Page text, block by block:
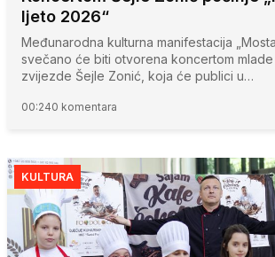
ljeto 2026“
Međunarodna kulturna manifestacija
svečano će biti otvorena koncertom
zvijezde Šejle Zonić, koja će publici u…
00:240 komentara
KULTURA